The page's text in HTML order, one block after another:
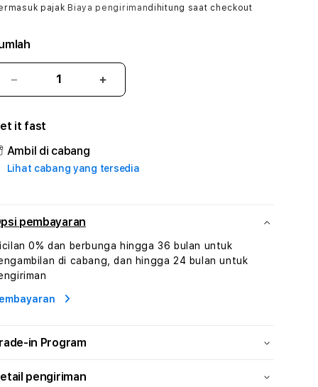
pajak Biaya pengirimandihitung saat checkout
Kurangi
jumlah
BOLAPELANGI
#3
TradiTours
Jasa
Paket
Wisata
Tunisia
Profesional
Tambah
jumlah
TradiTours
Jasa
Wisata
Tunisia
it fast
Ambil di cabang
Lihat cabang yang tersedia
pembayaran
0% dan berbunga hingga 36 bulan untuk
di cabang, dan hingga 24 bulan untuk
in Program
pengiriman